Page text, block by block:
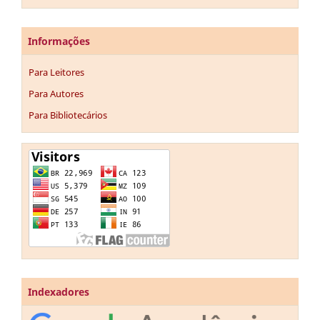
Informações
Para Leitores
Para Autores
Para Bibliotecários
Indexadores